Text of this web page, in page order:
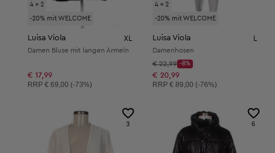
4 = 2
-20% mit WELCOME
Luisa Viola XL
Damen Bluse mit langen Ärmeln
€ 17,99
Unverbindliche Preisempfehlung:
RRP € 69,00 (-73%)
4 = 2
-20% mit WELCOME
Luisa Viola L
Damenhosen
Startpreis:
€ 22,99
Discount Price:
-8%
Reduzierter Preis:
€ 20,99
Unverbindliche Preisempfehlung:
RRP€ 89,00 (-76%)
3 6